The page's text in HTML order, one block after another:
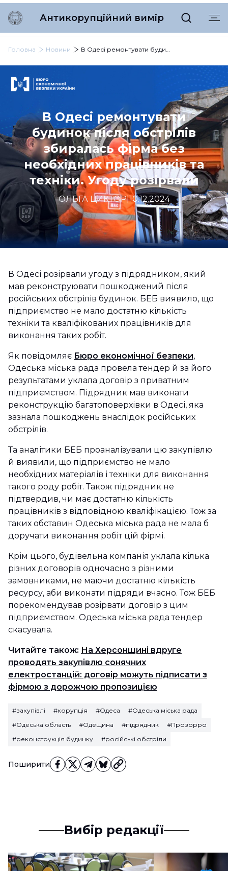
Антикорупційний вимір
Головна Новини В Одесі ремонтувати будинок після обстрілів збиралась фірма без необхідних працівників та техніки. Угоду розірвали
В Одесі ремонтувати
будинок після обстрілів
збиралась фірма без
необхідних працівників та
техніки. Угоду розірвали
ОЛЬГА ЦИКТОР|10.12.2024
Поширити
В Одесі розірвали угоду з підрядником, який
мав реконструювати пошкоджений після
російських обстрілів будинок. БЕБ виявило, що
підприємство не мало достатню кількість
техніки та кваліфікованих працівників для
виконання таких робіт.
Як повідомляє Бюро економічної безпеки,
Одеська міська рада провела тендер й за його
результатами уклала договір з приватним
підприємством. Підрядник мав виконати
реконструкцію багатоповерхівки в Одесі, яка
зазнала пошкоджень внаслідок російських
обстрілів.
Та аналітики БЕБ проаналізували цю закупівлю
й виявили, що підприємство не мало
необхідних матеріалів і техніки для виконання
такого роду робіт. Також підрядник не
підтвердив, чи має достатню кількість
працівників з відповідною кваліфікацією. Тож за
таких обставин Одеська міська рада не мала б
доручати виконання робіт цій фірмі.
Крім цього, будівельна компанія уклала кілька
різних договорів одночасно з різними
замовниками, не маючи достатню кількість
ресурсу, аби виконати підряди вчасно. Тож БЕБ
порекомендував розірвати договір з цим
підприємством. Одеська міська рада тендер
скасувала.
Читайте також: На Херсонщині вдруге
проводять закупівлю сонячних
електростанцій: договір можуть підписати з
фірмою з дорожчою пропозицією
#закупівлі #корупція #Одеса
#Одеська міська рада
#Одеська область
#Одещина #підрядник
#Прозорро
#реконструкція будинку
#російські обстріли
Вибір редакції